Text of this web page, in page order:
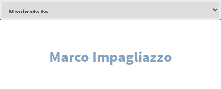
Marco Impagliazzo